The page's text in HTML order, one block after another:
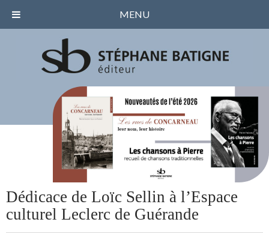
Dédicace de Loïc Sellin à l’Espace
culturel Leclerc de Guérande
MENU